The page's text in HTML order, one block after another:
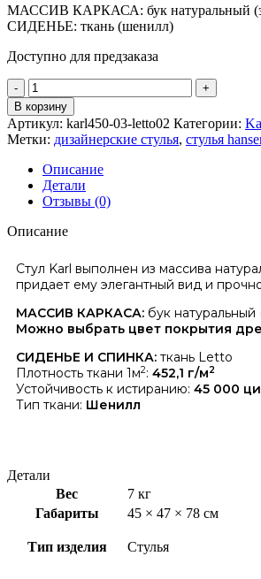
МАССИВ КАРКАСА: бук натуральный
СИДЕНЬЕ: ткань (шенилл)
Доступно для предзаказа
В корзину
Артикул: karl450-03-letto02 Категории:
Метки: дизайнерские стулья, стулья
Описание
Детали
Отзывы (0)
Описание
Стул Karl выполнен из массива
придает ему элегантный вид и
МАССИВ КАРКАСА: бук натуральный
Можно выбрать цвет покрытия
СИДЕНЬЕ И СПИНКА: ткань Letto
Плотность ткани 1м2: 452,1 г/м2
Устойчивость к истиранию: 45 000
Тип ткани: Шенилл
Детали
Вес
7 кг
Габариты
45 × 47 × 78 см
Тип изделия Стулья